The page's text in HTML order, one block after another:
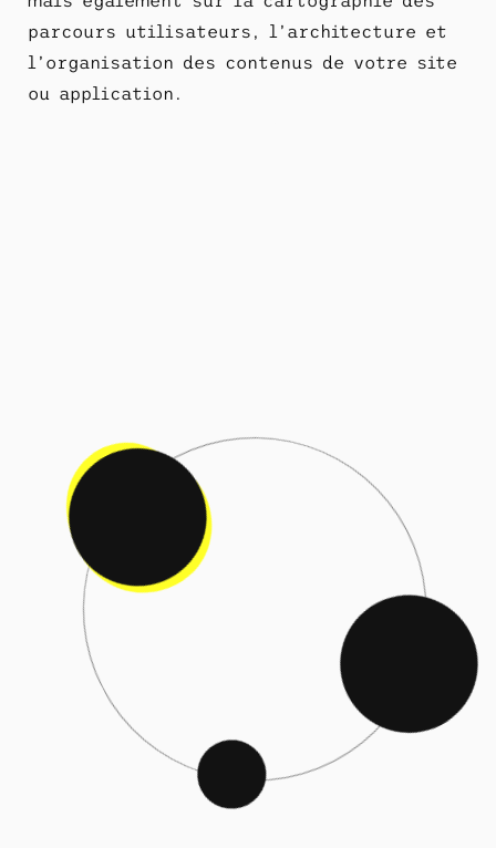
parcours utilisateurs, l’architecture et
l’organisation des contenus de votre site
ou application.